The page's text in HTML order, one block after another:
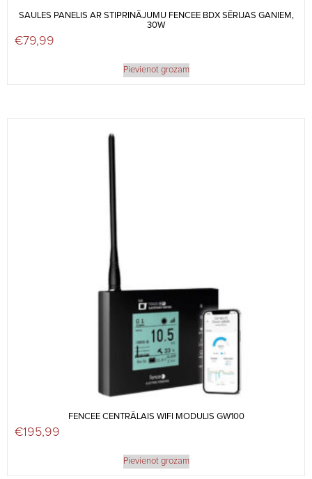
SAULES PANELIS AR STIPRINĀJUMU FENCEE BDX SĒRIJAS GANIEM,
30W
€79,99
Pievienot grozam
FENCEE CENTRĀLAIS WIFI MODULIS GW100
€195,99
Pievienot grozam